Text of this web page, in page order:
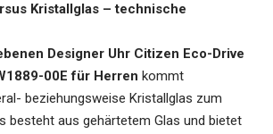
Kristallglas – technische
Designer Uhr Citizen Eco-Drive
00E für Herren kommt
beziehungsweise Kristallglas zum
besteht aus gehärtetem Glas und bietet